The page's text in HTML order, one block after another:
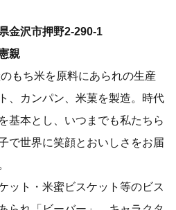
金沢市押野2-290-1
親
もち米を原料にあられの生産
、カンパン、米菓を製造。時代
基本とし、いつまでも私たちら
で世界に笑顔とおいしさをお届
ット・米蜜ビスケット等のビス